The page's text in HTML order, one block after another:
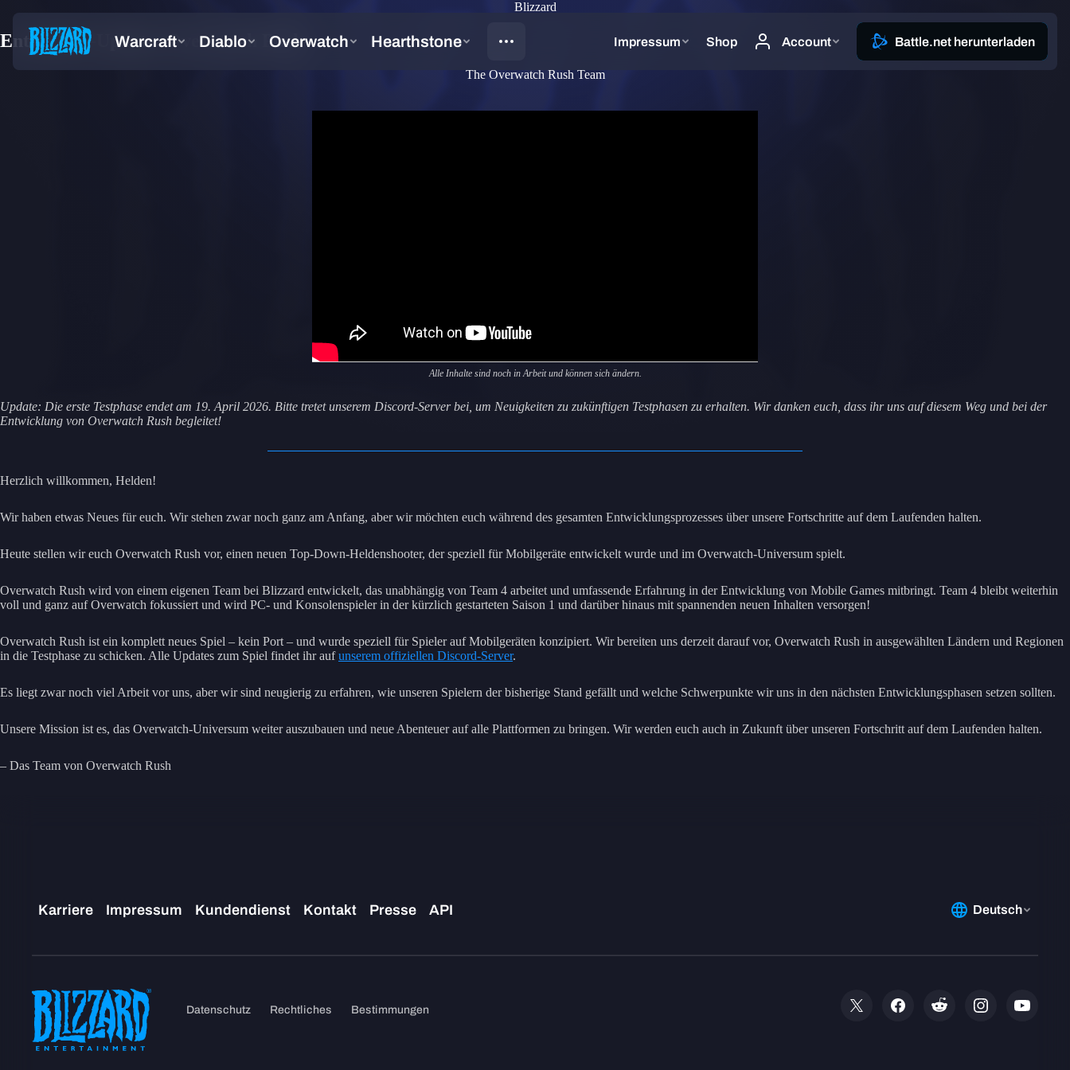
Blizzard
Entwickler-Update: Overwatch Rush
The Overwatch Rush Team
Alle Inhalte sind noch in Arbeit und können sich ändern.
Update: Die erste Testphase endet am 19. April 2026. Bitte tretet unserem Discord-Server bei, um Neuigkeiten zu zukünftigen Testphasen zu erhalten. Wir danken euch, dass ihr uns auf diesem Weg und bei der
Entwicklung von Overwatch Rush begleitet!
Herzlich willkommen, Helden!
Wir haben etwas Neues für euch. Wir stehen zwar noch ganz am Anfang, aber wir möchten euch während des gesamten Entwicklungsprozesses über unsere Fortschritte auf dem Laufenden halten.
Heute stellen wir euch Overwatch Rush vor, einen neuen Top-Down-Heldenshooter, der speziell für Mobilgeräte entwickelt wurde und im Overwatch-Universum spielt.
Overwatch Rush wird von einem eigenen Team bei Blizzard entwickelt, das unabhängig von Team 4 arbeitet und umfassende Erfahrung in der Entwicklung von Mobile Games mitbringt. Team 4 bleibt weiterhin
voll und ganz auf Overwatch fokussiert und wird PC- und Konsolenspieler in der kürzlich gestarteten Saison 1 und darüber hinaus mit spannenden neuen Inhalten versorgen!
Overwatch Rush ist ein komplett neues Spiel – kein Port – und wurde speziell für Spieler auf Mobilgeräten konzipiert. Wir bereiten uns derzeit darauf vor, Overwatch Rush in ausgewählten Ländern und Regionen
in die Testphase zu schicken. Alle Updates zum Spiel findet ihr aufunserem offiziellen Discord-Server.
Es liegt zwar noch viel Arbeit vor uns, aber wir sind neugierig zu erfahren, wie unseren Spielern der bisherige Stand gefällt und welche Schwerpunkte wir uns in den nächsten Entwicklungsphasen setzen sollten.
Unsere Mission ist es, das Overwatch-Universum weiter auszubauen und neue Abenteuer auf alle Plattformen zu bringen. Wir werden euch auch in Zukunft über unseren Fortschritt auf dem Laufenden halten.
– Das Team von Overwatch Rush